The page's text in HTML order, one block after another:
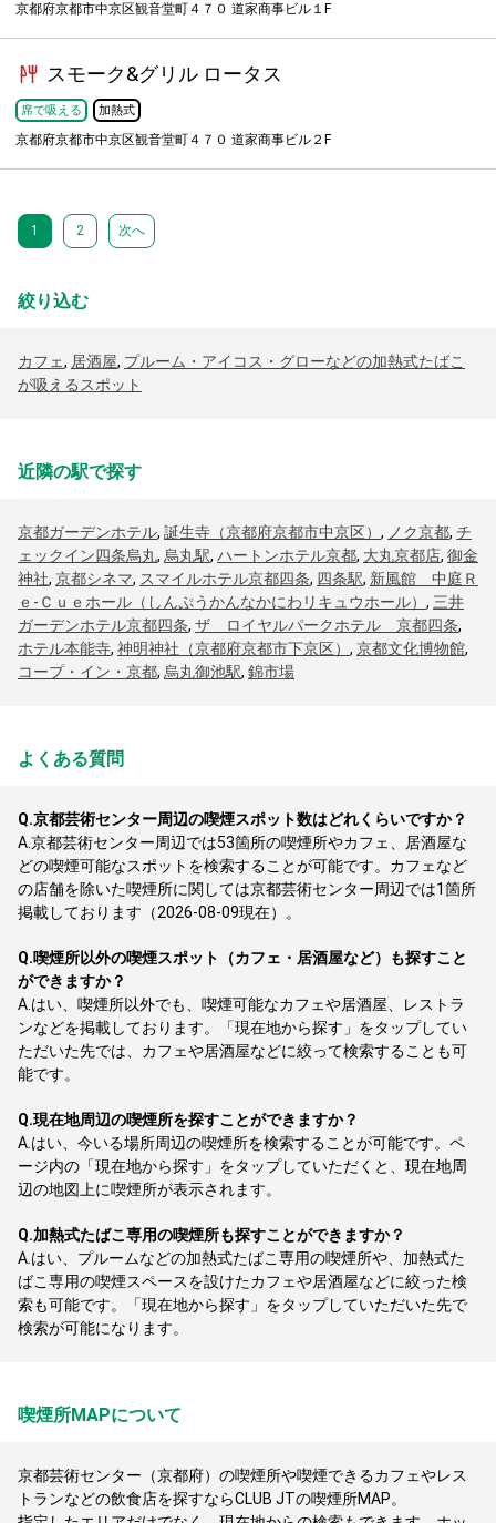
京都府京都市中京区観音堂町４７０ 道家商事ビル１F
スモーク&グリル ロータス
席で吸える 加熱式
京都府京都市中京区観音堂町４７０ 道家商事ビル２F
1 2 次へ
絞り込む
カフェ, 居酒屋, プルーム・アイコス・グローなどの加熱式たばこ
が吸えるスポット
近隣の駅で探す
京都ガーデンホテル, 誕生寺（京都府京都市中京区） , ノク京都, チ
ェックイン四条烏丸, 烏丸駅, ハートンホテル京都, 大丸京都店, 御金
神社, 京都シネマ, スマイルホテル京都四条, 四条駅, 新風館 中庭Ｒ
ｅ‐Ｃｕｅホール（しんぷうかんなかにわリキュウホール） , 三井
ガーデンホテル京都四条, ザ ロイヤルパークホテル 京都四条,
ホテル本能寺, 神明神社（京都府京都市下京区） , 京都文化博物館,
コープ・イン・京都, 烏丸御池駅, 錦市場
よくある質問
Q.京都芸術センター周辺の喫煙スポット数はどれくらいですか？
A.京都芸術センター周辺では53箇所の喫煙所やカフェ、居酒屋な
どの喫煙可能なスポットを検索することが可能です。カフェなど
の店舗を除いた喫煙所に関しては京都芸術センター周辺では1箇所
掲載しております（2026-08-09現在）。
Q.喫煙所以外の喫煙スポット（カフェ・居酒屋など）も探すこと
ができますか？
A. はい、喫煙所以外でも、喫煙可能なカフェや居酒屋、レストラ
ンなどを掲載しております。「現在地から探す」をタップしてい
ただいた先では、カフェや居酒屋などに絞って検索することも可
能です。
Q.現在地周辺の喫煙所を探すことができますか？
A. はい、今いる場所周辺の喫煙所を検索することが可能です。ペ
ージ内の「現在地から探す」をタップしていただくと、現在地周
辺の地図上に喫煙所が表示されます。
Q.加熱式たばこ専用の喫煙所も探すことができますか？
A. はい、プルームなどの加熱式たばこ専用の喫煙所や、加熱式た
ばこ専用の喫煙スペースを設けたカフェや居酒屋などに絞った検
索も可能です。「現在地から探す」をタップしていただいた先で
検索が可能になります。
喫煙所MAPについて
京都芸術センター（京都府）の喫煙所や喫煙できるカフェやレス
トランなどの飲食店を探すならCLUB JTの喫煙所MAP。